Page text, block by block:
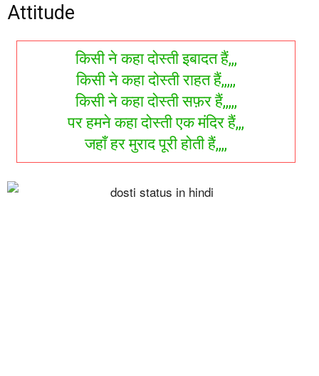
Attitude
किसी ने कहा दोस्ती इबादत हैं,,,
किसी ने कहा दोस्ती राहत हैं,,,,,
किसी ने कहा दोस्ती सफ़र हैं,,,,,
पर हमने कहा दोस्ती एक मंदिर हैं,,,
जहाँ हर मुराद पूरी होती हैं,,,,